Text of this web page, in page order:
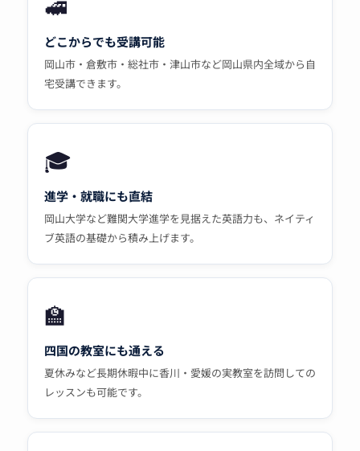
どこからでも受講可能
岡山市・倉敷市・総社市・津山市など岡山県内全域から自
宅受講できます。
🎓
進学・就職にも直結
岡山大学など難関大学進学を見据えた英語力も、ネイティ
ブ英語の基礎から積み上げます。
🏫
四国の教室にも通える
夏休みなど長期休暇中に香川・愛媛の実教室を訪問しての
レッスンも可能です。